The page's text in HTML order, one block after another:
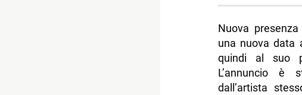
Nuova
una nuova data
quindi al suo
L’annuncio è
dall’artista